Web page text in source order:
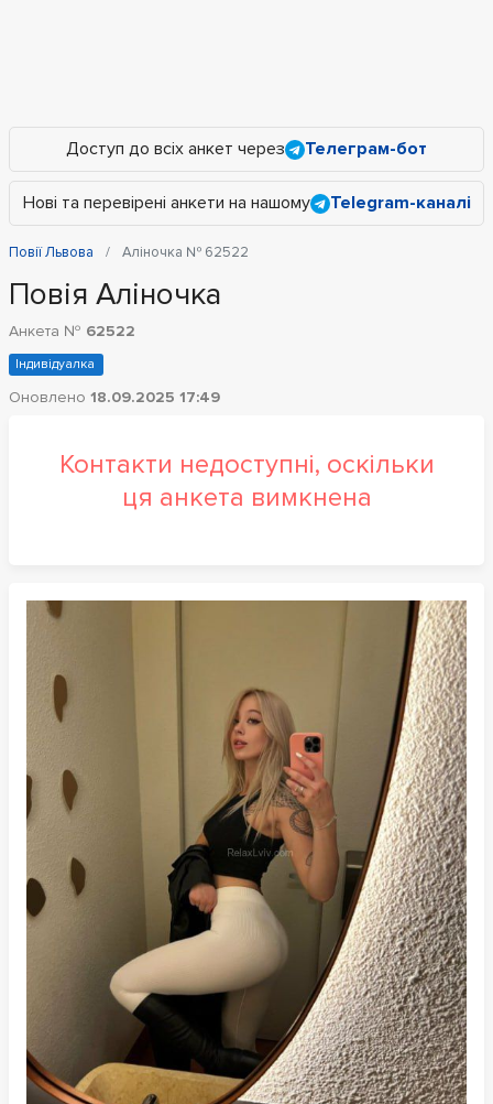
Доступ до всіх анкет через Телеграм-бот
Нові та перевірені анкети на нашому Telegram-каналі
Повії Львова Аліночка № 62522
Повія Аліночка
Анкета № 62522
Індивідуалка
Оновлено 18.09.2025 17:49
Контакти недоступні, оскільки
ця анкета вимкнена